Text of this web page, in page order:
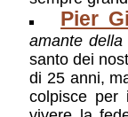
Pier
amante della
santo dei
di 25 anni,
colpisce per